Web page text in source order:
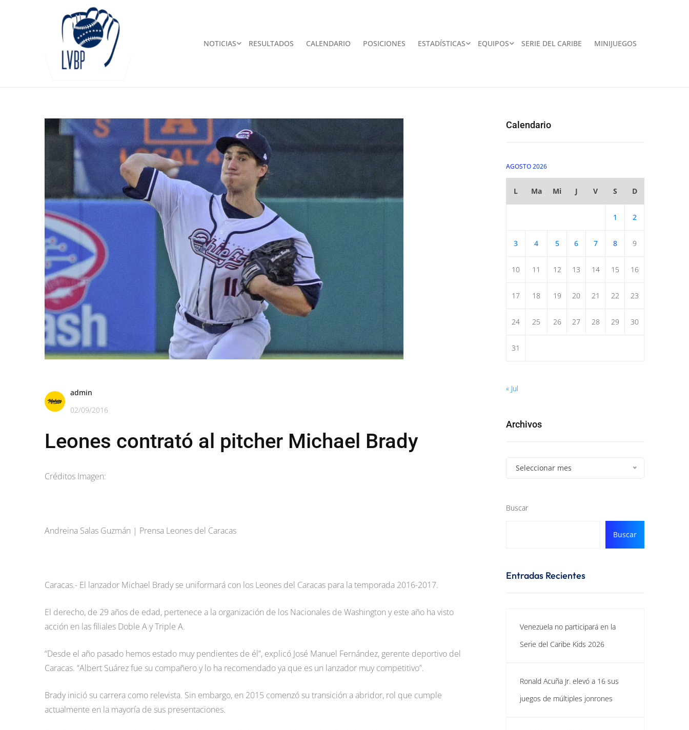
NOTICIAS RESULTADOS CALENDARIO POSICIONES ESTADÍSTICAS EQUIPOS SERIE DEL CARIBE MINIJUEGOS
admin
02/09/2016
Leones contrató al pitcher Michael Brady
Créditos Imagen:
Andreina Salas Guzmán | Prensa Leones del Caracas
Caracas.- El lanzador Michael Brady se uniformará con los Leones del Caracas para la temporada 2016-2017.
El derecho, de 29 años de edad, pertenece a la organización de los Nacionales de Washington y este año ha visto
acción en las filiales Doble A y Triple A.
“Desde el año pasado hemos estado muy pendientes de él”, explicó José Manuel Fernández, gerente deportivo del
Caracas. “Albert Suárez fue su compañero y lo ha recomendado ya que es un lanzador muy competitivo”.
Brady inició su carrera como relevista. Sin embargo, en 2015 comenzó su transición a abridor, rol que cumple
actualmente en la mayoría de sus presentaciones.
Calendario
AGOSTO 2026
L Ma Mi J V S D
1 2
3 4 5 6 7 8 9
10 11 12 13 14 15 16
17 18 19 20 21 22 23
24 25 26 27 28 29 30
31
« Jul
Archivos
Seleccionar mes
Buscar
Buscar
Entradas Recientes
Venezuela no participará en la
Serie del Caribe Kids 2026
Ronald Acuña Jr. elevó a 16 sus
juegos de múltiples jonrones